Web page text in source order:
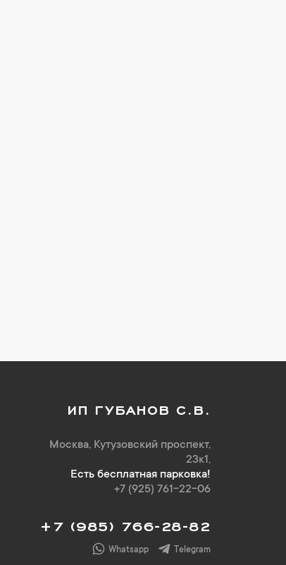
ИП ГУБАНОВ С.В.
Москва, Кутузовский проспект,
23к1,
Есть бесплатная парковка!
+7 (925) 761-22-06
+7 (985) 766-28-82
Whatsapp Telegram